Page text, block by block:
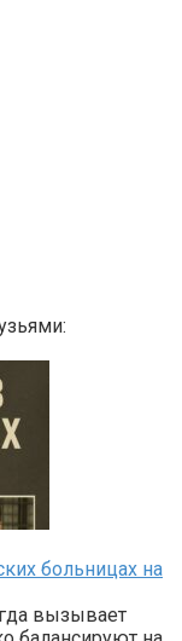
больницах на
вызывает